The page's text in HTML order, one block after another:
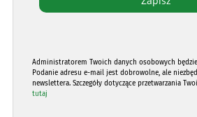
Administratorem Twoich danych osobowych będzie
Podanie adresu e-mail jest dobrowolne, ale
newslettera. Szczegóły dotyczące przetwarzania
tutaj